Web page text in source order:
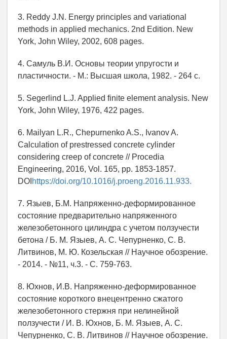
3. Reddy J.N. Energy principles and variational
methods in applied mechanics. 2nd Edition. New
York, John Wiley, 2002, 608 pages.
4. Самуль В.И. Основы теории упругости и
пластичности. - М.: Высшая школа, 1982. - 264 с.
5. Segerlind L.J. Applied finite element analysis. New
York, John Wiley, 1976, 422 pages.
6. Mailyan L.R., Chepurnenko A.S., Ivanov A.
Calculation of prestressed concrete cylinder
considering creep of concrete // Procedia
Engineering, 2016, Vol. 165, pp. 1853-1857.
DOI https://doi.org/10.1016/j.proeng.2016.11.933.
7. Языев, Б.М. Напряженно-деформированное
состояние предварительно напряженного
железобетонного цилиндра с учетом ползучести
бетона / Б. М. Языев, А. С. Чепурненко, С. В.
Литвинов, М. Ю. Козельская // Научное обозрение.
- 2014. - №11, ч.3. - С. 759-763.
8. Юхнов, И.В. Напряженно-деформированное
состояние короткого внецентренно сжатого
железобетонного стержня при нелинейной
ползучести / И. В. Юхнов, Б. М. Языев, А. С.
Чепурненко, С. В. Литвинов // Научное обозрение.